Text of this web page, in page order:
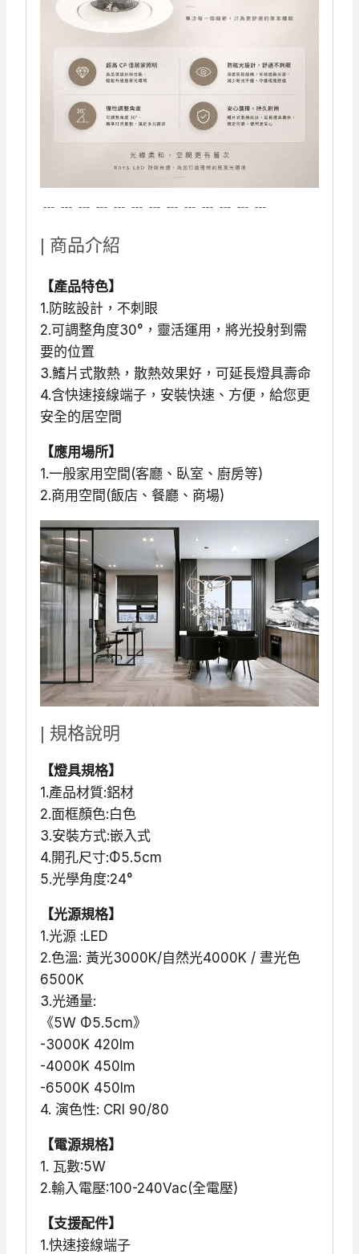
| 商品介紹
【產品特色】
1.防眩設計，不刺眼
2.可調整角度30°，靈活運用，將光投射到需
要的位置
3.鰭片式散熱，散熱效果好，可延長燈具壽命
4.含快速接線端子，安裝快速、方便，給您更
安全的居空間
【應用場所】
1.一般家用空間(客廳、臥室、廚房等)
2.商用空間(飯店、餐廳、商場)
| 規格說明
【燈具規格】
1.產品材質:鋁材
2.面框顏色:白色
3.安裝方式:嵌入式
4.開孔尺寸:Φ5.5cm
5.光學角度:24°
【光源規格】
1.光源 :LED
2.色溫: 黃光3000K/自然光4000K / 晝光色
6500K
3.光通量:
《5W Φ5.5cm》
-3000K 420lm
-4000K 450lm
-6500K 450lm
4. 演色性: CRI 90/80
【電源規格】
1. 瓦數:5W
2.輸入電壓:100-240Vac(全電壓)
【支援配件】
1.快速接線端子